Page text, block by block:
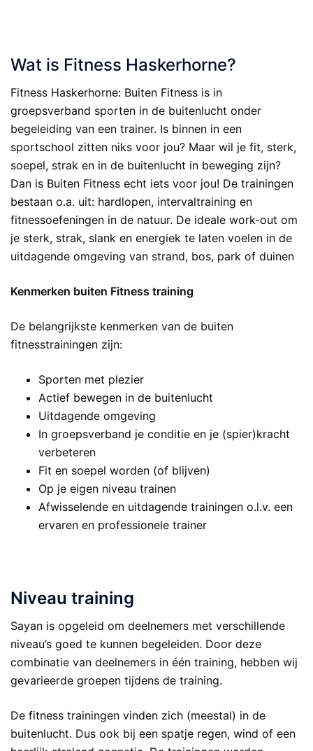
Wat is Fitness Haskerhorne?
Fitness Haskerhorne: Buiten Fitness is in
groepsverband sporten in de buitenlucht onder
begeleiding van een trainer. Is binnen in een
sportschool zitten niks voor jou? Maar wil je fit, sterk,
soepel, strak en in de buitenlucht in beweging zijn?
Dan is Buiten Fitness echt iets voor jou! De trainingen
bestaan o.a. uit: hardlopen, intervaltraining en
fitnessoefeningen in de natuur. De ideale work-out om
je sterk, strak, slank en energiek te laten voelen in de
uitdagende omgeving van strand, bos, park of duinen
Kenmerken buiten Fitness training
De belangrijkste kenmerken van de buiten
fitnesstrainingen zijn:
Sporten met plezier
Actief bewegen in de buitenlucht
Uitdagende omgeving
In groepsverband je conditie en je (spier)kracht
verbeteren
Fit en soepel worden (of blijven)
Op je eigen niveau trainen
Afwisselende en uitdagende trainingen o.l.v. een
ervaren en professionele trainer
Niveau training
Sayan is opgeleid om deelnemers met verschillende
niveau’s goed te kunnen begeleiden. Door deze
combinatie van deelnemers in één training, hebben wij
gevarieerde groepen tijdens de training.
De fitness trainingen vinden zich (meestal) in de
buitenlucht. Dus ook bij een spatje regen, wind of een